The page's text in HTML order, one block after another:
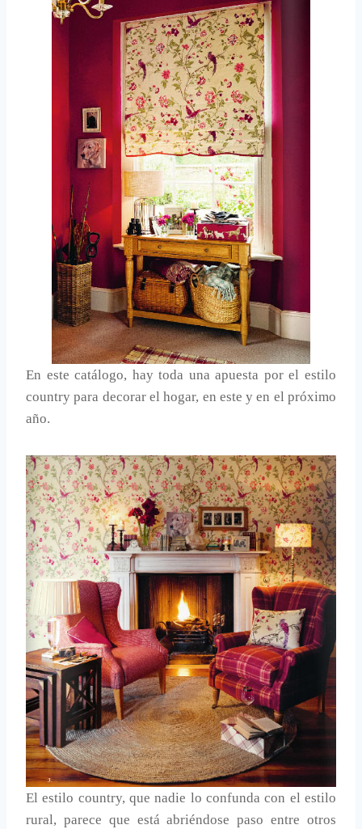
En este catálogo, hay toda una apuesta por el estilo
country para decorar el hogar, en este y en el próximo
año.
El estilo country, que nadie lo confunda con el estilo
rural, parece que está abriéndose paso entre otros